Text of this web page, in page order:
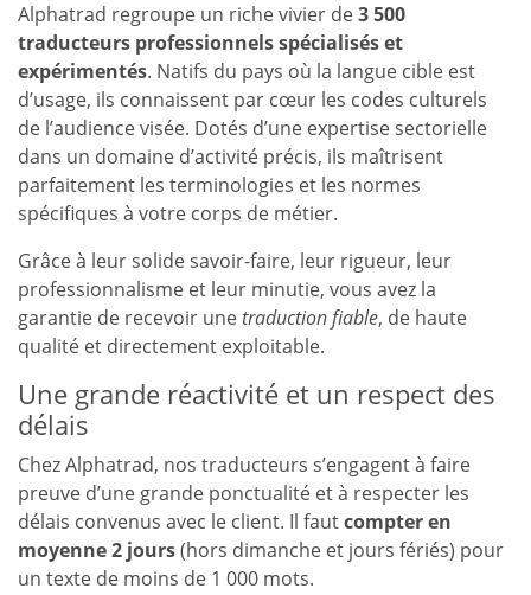
Alphatrad regroupe un riche vivier de3 500
traducteurs professionnels spécialisés et
expérimentés. Natifs du pays où la langue cible est
d’usage, ils connaissent par cœur les codes culturels
de l’audience visée. Dotés d’une expertise sectorielle
dans un domaine d’activité précis, ils maîtrisent
parfaitement les terminologies et les normes
spécifiques à votre corps de métier.
Grâce à leur solide savoir-faire, leur rigueur, leur
professionnalisme et leur minutie, vous avez la
garantie de recevoir unetraduction fiable, de haute
qualité et directement exploitable.
Une grande réactivité et un respect des
délais
Chez Alphatrad, nos traducteurs s’engagent à faire
preuve d’une grande ponctualité et à respecter les
délais convenus avec le client. Il fautcompter en
moyenne 2 jours(hors dimanche et jours fériés) pour
un texte de moins de 1 000 mots.